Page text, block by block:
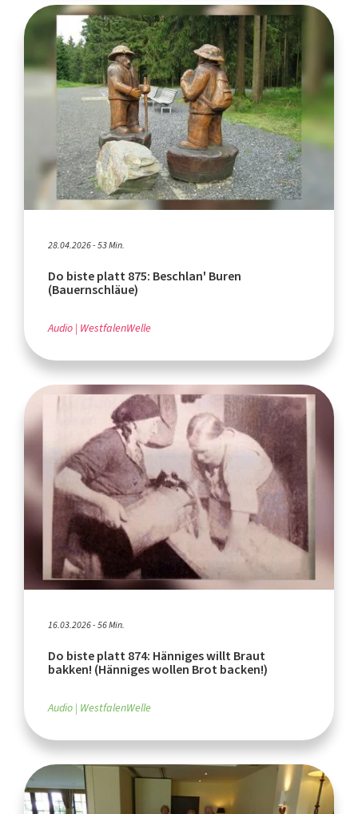
28.04.2026 - 53 Min.
Do biste platt 875: Beschlan' Buren
(Bauernschläue)
Audio WestfalenWelle
16.03.2026 - 56 Min.
Do biste platt 874: Hänniges willt Braut
bakken! (Hänniges wollen Brot backen!)
Audio WestfalenWelle